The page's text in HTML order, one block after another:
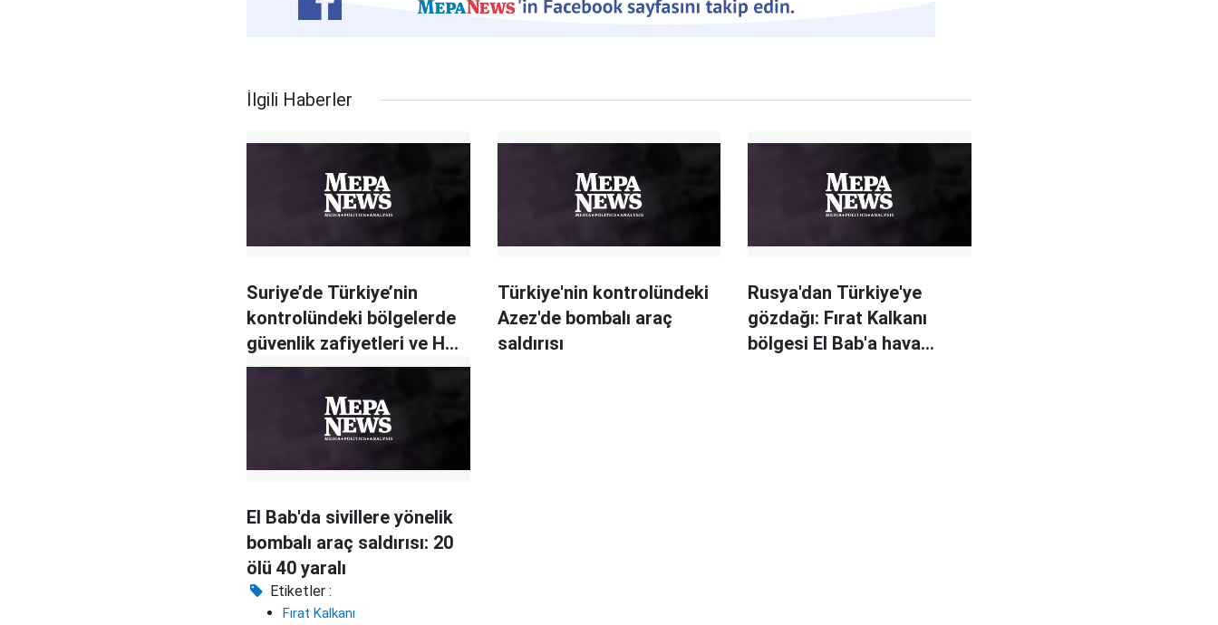
İlgili Haberler
Suriye’de Türkiye’nin
kontrolündeki bölgelerde
güvenlik zafiyetleri ve HTŞ
karşılaştırması
Türkiye'nin kontrolündeki
Azez'de bombalı araç
saldırısı
Rusya'dan Türkiye'ye
gözdağı: Fırat Kalkanı
bölgesi El Bab'a hava
El Bab'da sivillere yönelik
bombalı araç saldırısı: 20
ölü 40 yaralı
Etiketler :
Fırat Kalkanı